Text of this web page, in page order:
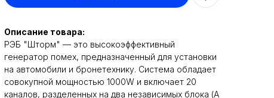
Описание товара:
РЭБ "Шторм" — это высокоэффективный
генератор помех, предназначенный для установки
на автомобили и бронетехнику. Система обладает
совокупной мощностью 1000W и включает 20
каналов, разделенных на два независимых блока (А